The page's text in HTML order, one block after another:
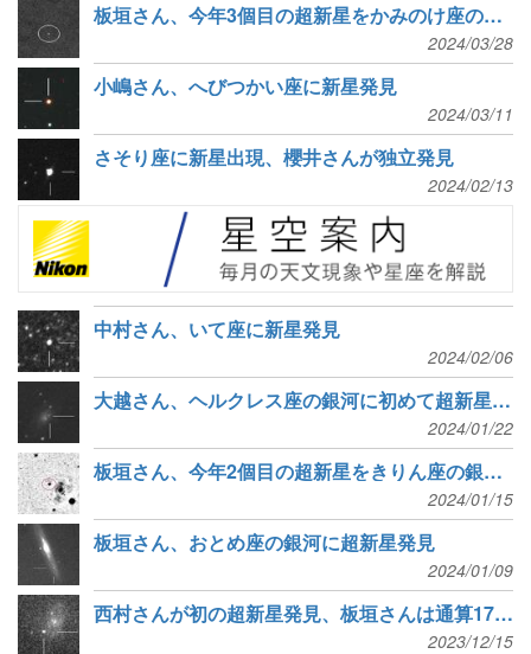
板垣さん、今年3個目の超新星をかみのけ座の銀河に発見
2024/03/28
小嶋さん、へびつかい座に新星発見
2024/03/11
さそり座に新星出現、櫻井さんが独立発見
2024/02/13
中村さん、いて座に新星発見
2024/02/06
大越さん、ヘルクレス座の銀河に初めて超新星発見
2024/01/22
板垣さん、今年2個目の超新星をきりん座の銀河に発見
2024/01/15
板垣さん、おとめ座の銀河に超新星発見
2024/01/09
西村さんが初の超新星発見、板垣さんは通算176個目の発見
2023/12/15